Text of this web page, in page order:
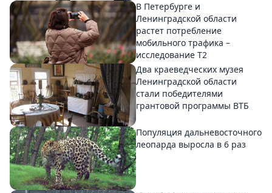
В Петербурге и
Ленинградской области
растет потребление
мобильного трафика –
исследование T2
Два краеведческих музея
Ленинградской области
стали победителями
грантовой программы ВТБ
Популяция дальневосточного
леопарда выросла в 6 раз